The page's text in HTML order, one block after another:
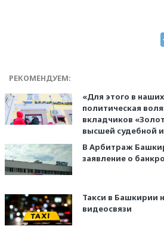
РЕКОМЕНДУЕМ:
«Для этого в
политическая
вкладчиков
высшей судебной
В Арбитраж
заявление о
Такси в Башкирии
видеосвязи